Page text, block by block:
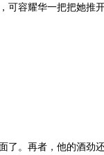
容耀华一把把她推
。再者，他的酒劲